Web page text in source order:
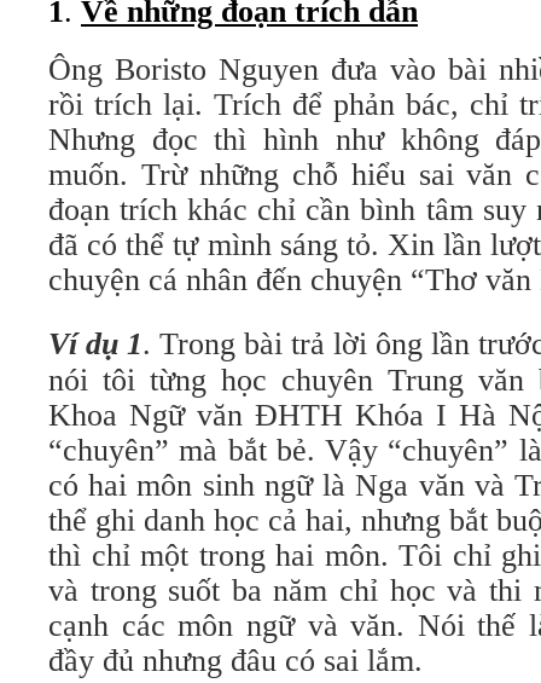
1. Về những đoạn trích dẫn
Ông Boristo Nguyen đưa vào bài
rồi trích lại. Trích để phản bác, chỉ
Nhưng đọc thì hình như không
muốn. Trừ những chỗ hiểu sai văn
đoạn trích khác chỉ cần bình tâm
đã có thể tự mình sáng tỏ. Xin lần
chuyện cá nhân đến chuyện “Thơ
Ví dụ 1. Trong bài trả lời ông lần
nói tôi từng học chuyên Trung văn
Khoa Ngữ văn ĐHTH Khóa I Hà
“chuyên” mà bắt bẻ. Vậy “chuyên”
có hai môn sinh ngữ là Nga văn và
thể ghi danh học cả hai, nhưng bắt
thì chỉ một trong hai môn. Tôi chỉ
và trong suốt ba năm chỉ học và thi
cạnh các môn ngữ và văn. Nói thế
đầy đủ nhưng đâu có sai lắm.